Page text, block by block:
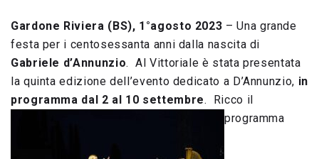
Gardone Riviera (BS), 1°agosto 2023 – Una grande
festa per i centosessanta anni dalla nascita di
Gabriele d’Annunzio. Al Vittoriale è stata presentata
la quinta edizione dell’evento dedicato a D’Annunzio, in
programma dal 2 al 10 settembre. Ricco il
programma